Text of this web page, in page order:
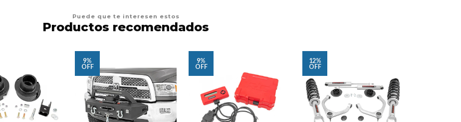
Puede que te interesen estos
Productos recomendados
9%
OFF
9%
OFF
12%
OFF